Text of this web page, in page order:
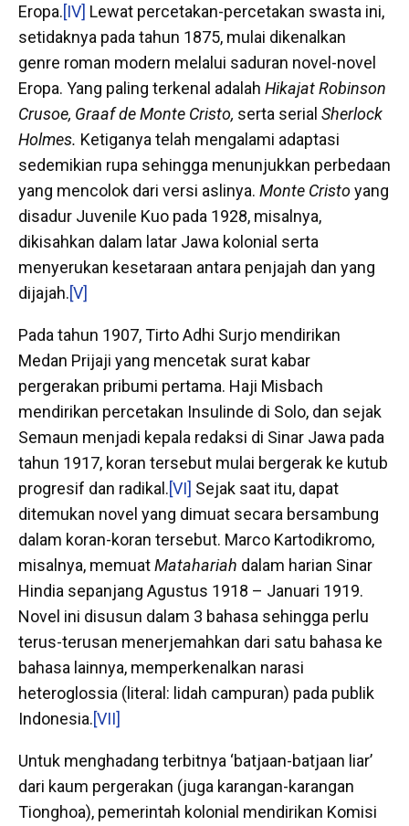
Eropa.[IV] Lewat percetakan-percetakan swasta ini,
setidaknya pada tahun 1875, mulai dikenalkan
genre roman modern melalui saduran novel-novel
Eropa. Yang paling terkenal adalah Hikajat Robinson
Crusoe, Graaf de Monte Cristo, serta serial Sherlock
Holmes. Ketiganya telah mengalami adaptasi
sedemikian rupa sehingga menunjukkan perbedaan
yang mencolok dari versi aslinya. Monte Cristoyang
disadur Juvenile Kuo pada 1928, misalnya,
dikisahkan dalam latar Jawa kolonial serta
menyerukan kesetaraan antara penjajah dan yang
dijajah.[V]
Pada tahun 1907, Tirto Adhi Surjo mendirikan
Medan Prijaji yang mencetak surat kabar
pergerakan pribumi pertama. Haji Misbach
mendirikan percetakan Insulinde di Solo, dan sejak
Semaun menjadi kepala redaksi di Sinar Jawa pada
tahun 1917, koran tersebut mulai bergerak ke kutub
progresif dan radikal.[VI] Sejak saat itu, dapat
ditemukan novel yang dimuat secara bersambung
dalam koran-koran tersebut. Marco Kartodikromo,
misalnya, memuatMatahariah dalam harian Sinar
Hindia sepanjang Agustus 1918 – Januari 1919.
Novel ini disusun dalam 3 bahasa sehingga perlu
terus-terusan menerjemahkan dari satu bahasa ke
bahasa lainnya, memperkenalkan narasi
heteroglossia (literal: lidah campuran) pada publik
Indonesia.[VII]
Untuk menghadang terbitnya ‘batjaan-batjaan liar’
dari kaum pergerakan (juga karangan-karangan
Tionghoa), pemerintah kolonial mendirikan Komisi